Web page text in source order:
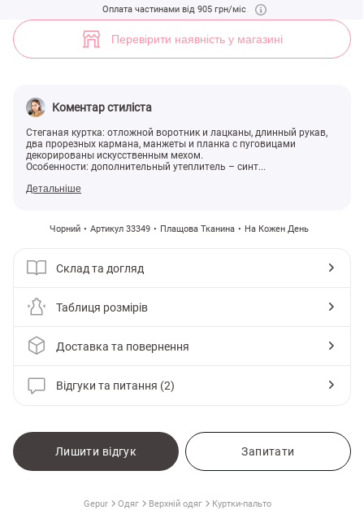
Оплата частинами від 905 грн/міс
Перевірити наявність у магазині
Коментар стиліста
Стеганая куртка: отложной воротник и лацканы, длинный рукав,
два прорезных кармана, манжеты и планка с пуговицами
декорированы искусственным мехом.
Особенности: дополнительный утеплитель – синт...
Детальніше
Чорний Артикул 33349 Плащова Тканина На Кожен День
Склад та догляд
Таблиця розмірів
Доставка та повернення
Відгуки та питання (2)
Лишити відгук Запитати
Gepur Одяг Верхній одяг Куртки-пальто
(арт. 33349) ♡ інтернет-магазин Gepur